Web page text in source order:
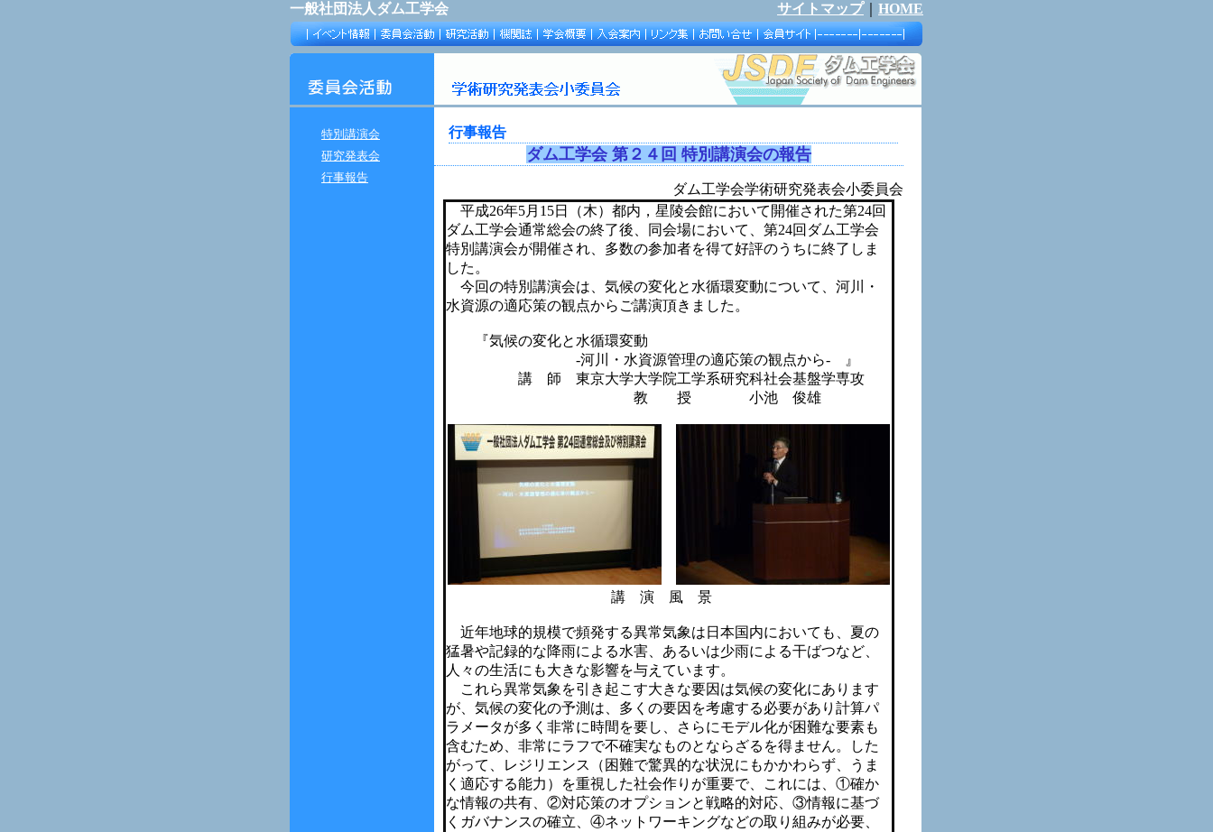
一般社団法人ダム工学会 サイトマップ｜ HOME
特別講演会
研究発表会
行事報告
行事報告
ダム工学会 第 ２４ 回 特別講演会の報告
ダム工学会学術研究発表会小委員会
平成26年5月15日（木）都内，星陵会館において開催された第24回
ダム工学会通常総会の終了後、同会場において、第24回ダム工学会
特別講演会が開催され、多数の参加者を得て好評のうちに終了しま
した。
今回の特別講演会は、気候の変化と水循環変動について、河川・
水資源の適応策の観点からご講演頂きました。
『気候の変化と水循環変動
-河川・水資源管理の適応策の観点から- 』
講 師 東京大学大学院工学系研究科社会基盤学専攻
教 授 小池 俊雄
講 演 風 景
近年地球的規模で頻発する異常気象は日本国内においても、夏の
猛暑や記録的な降雨による水害、あるいは少雨による干ばつなど、
人々の生活にも大きな影響を与えています。
これら異常気象を引き起こす大きな要因は気候の変化にあります
が、気候の変化の予測は、多くの要因を考慮する必要があり計算パ
ラメータが多く非常に時間を要し、さらにモデル化が困難な要素も
含むため、非常にラフで不確実なものとならざるを得ません。した
がって、レジリエンス（困難で驚異的な状況にもかかわらず、うま
く適応する能力）を重視した社会作りが重要で、これには、①確か
な情報の共有、②対応策のオプションと戦略的対応、③情報に基づ
くガバナンスの確立、④ネットワーキングなどの取り組みが必要、